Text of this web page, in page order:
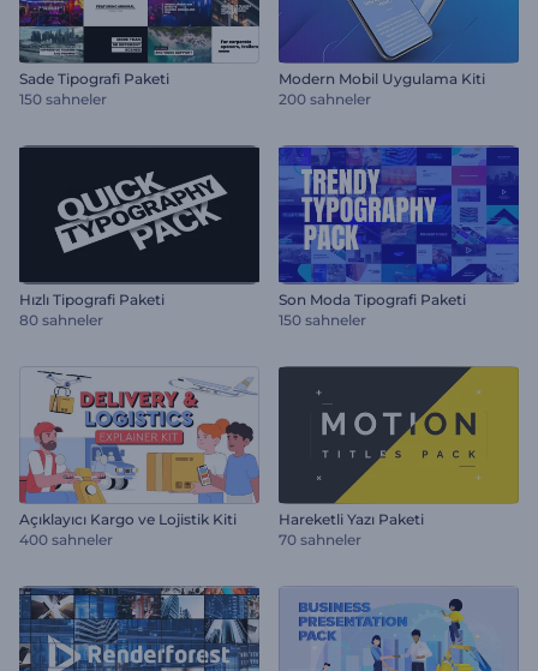
Sade Tipografi Paketi
150 sahneler
Modern Mobil Uygulama Kiti
200 sahneler
Hızlı Tipografi Paketi
80 sahneler
Son Moda Tipografi Paketi
150 sahneler
Açıklayıcı Kargo ve Lojistik Kiti
400 sahneler
Hareketli Yazı Paketi
70 sahneler